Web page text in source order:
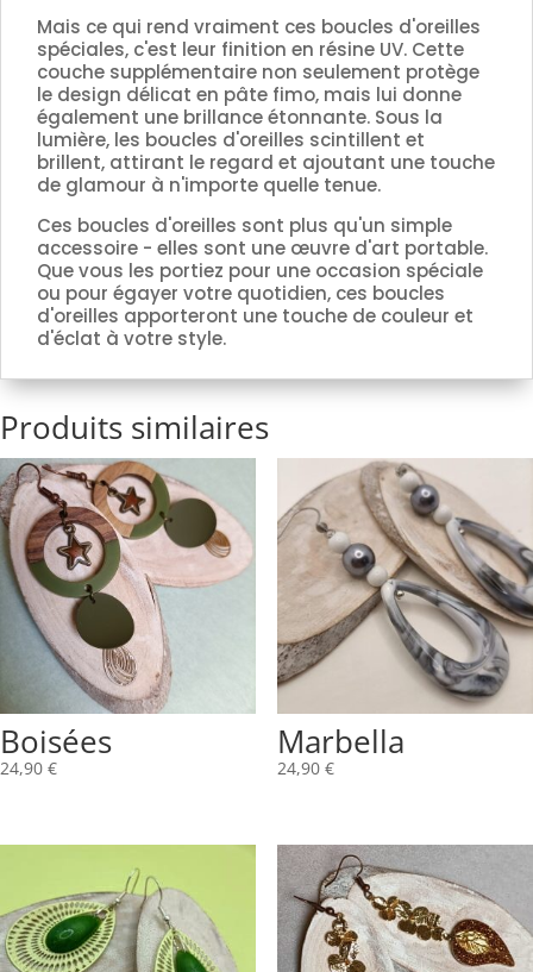
Mais ce qui rend vraiment ces boucles d'oreilles
spéciales, c'est leur finition en résine UV. Cette
couche supplémentaire non seulement protège
le design délicat en pâte fimo, mais lui donne
également une brillance étonnante. Sous la
lumière, les boucles d'oreilles scintillent et
brillent, attirant le regard et ajoutant une touche
de glamour à n'importe quelle tenue.
Ces boucles d'oreilles sont plus qu'un simple
accessoire - elles sont une œuvre d'art portable.
Que vous les portiez pour une occasion spéciale
ou pour égayer votre quotidien, ces boucles
d'oreilles apporteront une touche de couleur et
d'éclat à votre style.
Produits similaires
Boisées
24,90 €
Marbella
24,90 €